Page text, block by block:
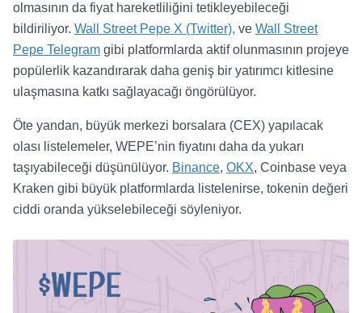
olmasının da fiyat hareketliliğini tetikleyebileceği
bildiriliyor. Wall Street Pepe X (Twitter), ve Wall Street
Pepe Telegram gibi platformlarda aktif olunmasının projeye
popülerlik kazandırarak daha geniş bir yatırımcı kitlesine
ulaşmasına katkı sağlayacağı öngörülüyor.
Öte yandan, büyük merkezi borsalara (CEX) yapılacak
olası listelemeler, WEPE’nin fiyatını daha da yukarı
taşıyabileceği düşünülüyor. Binance, OKX, Coinbase veya
Kraken gibi büyük platformlarda listelenirse, tokenin değeri
ciddi oranda yükselebileceği söyleniyor.